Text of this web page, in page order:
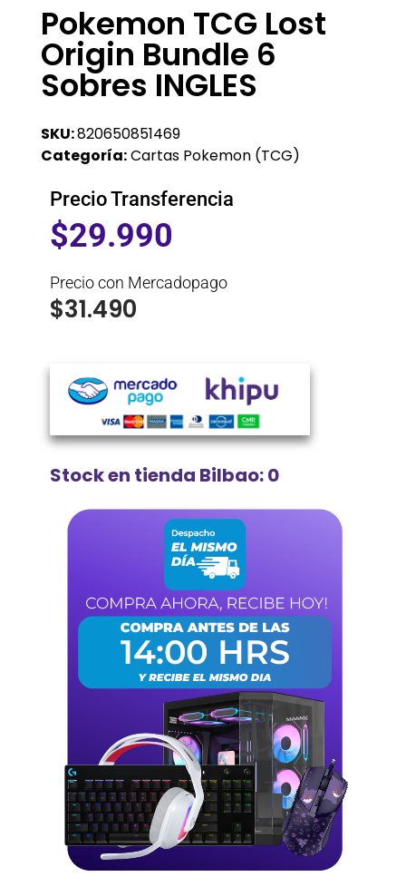
Pokemon TCG Lost
Origin Bundle 6
Sobres INGLES
SKU:820650851469
Categoría:Cartas Pokemon (TCG)
Precio Transferencia
$29.990
Precio con Mercadopago
$31.490
Stock en tienda Bilbao: 0